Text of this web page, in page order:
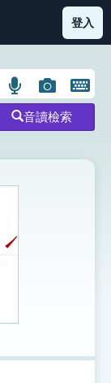
索引表圖示
登入
語
言
搜
示
圖
片
搜
開
鍵
圖
音讀檢索
ˊ